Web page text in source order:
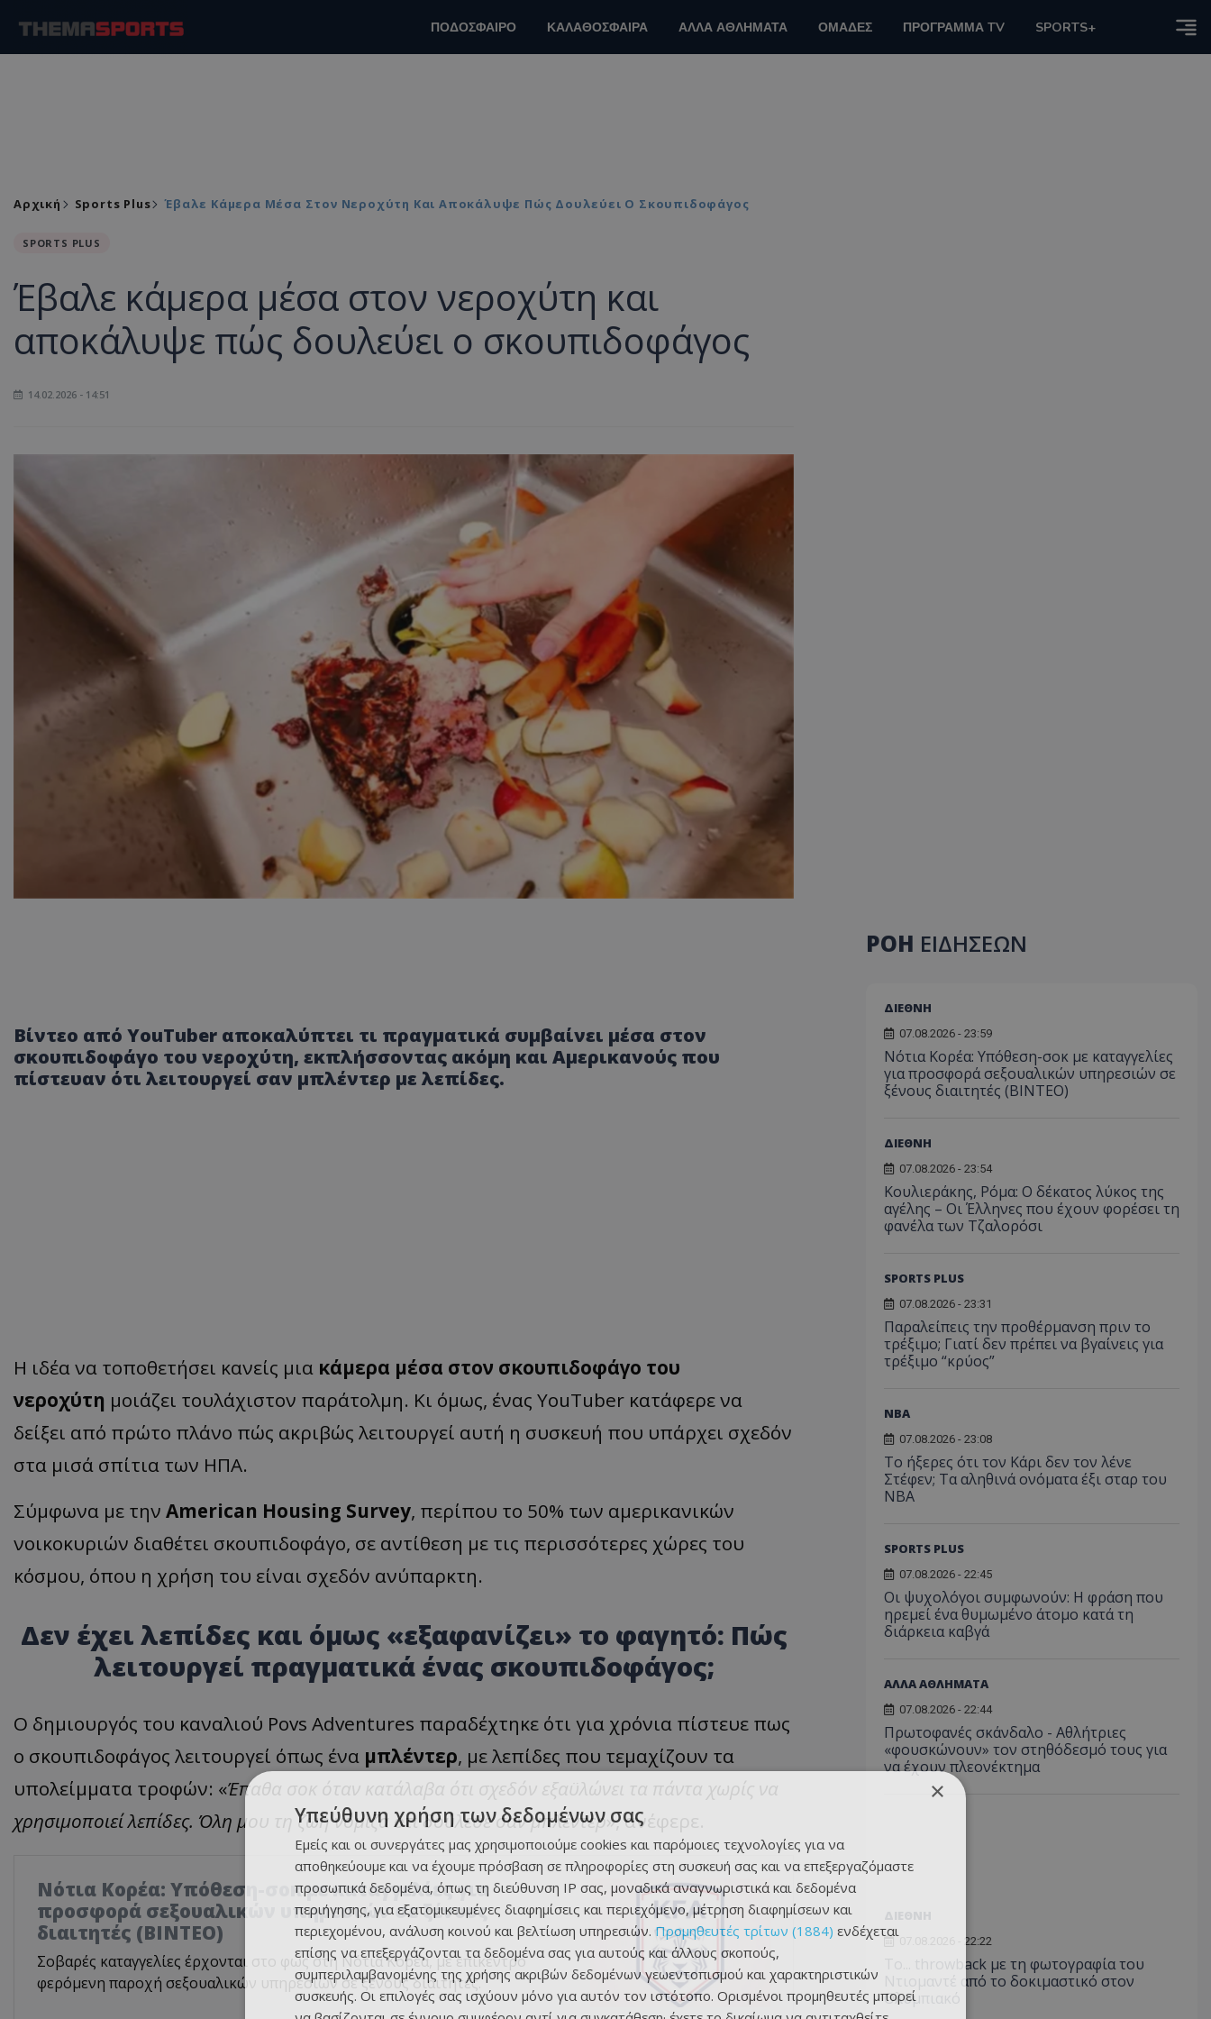
ΠΟΔΟΣΦΑΙΡΟ ΚΑΛΑΘΟΣΦΑΙΡΑ ΑΛΛΑ ΑΘΛΗΜΑΤΑ ΟΜΑΔΕΣ ΠΡΟΓΡΑΜΜΑ TV SPORTS+
Αρχική Sports Plus Έβαλε Κάμερα Μέσα Στον Νεροχύτη Και Αποκάλυψε Πώς Δουλεύει Ο Σκουπιδοφάγος
SPORTS PLUS
Έβαλε κάμερα μέσα στον νεροχύτη και
αποκάλυψε πώς δουλεύει ο σκουπιδοφάγος
14.02.2026 - 14:51
Βίντεο από YouTuber αποκαλύπτει τι πραγματικά συμβαίνει μέσα στον
σκουπιδοφάγο του νεροχύτη, εκπλήσσοντας ακόμη και Αμερικανούς που
πίστευαν ότι λειτουργεί σαν μπλέντερ με λεπίδες.
Η ιδέα να τοποθετήσει κανείς μια κάμερα μέσα στον σκουπιδοφάγο του
νεροχύτη μοιάζει τουλάχιστον παράτολμη. Κι όμως, ένας YouTuber κατάφερε να
δείξει από πρώτο πλάνο πώς ακριβώς λειτουργεί αυτή η συσκευή που υπάρχει σχεδόν
στα μισά σπίτια των ΗΠΑ.
Σύμφωνα με την American Housing Survey, περίπου το 50% των αμερικανικών
νοικοκυριών διαθέτει σκουπιδοφάγο, σε αντίθεση με τις περισσότερες χώρες του
κόσμου, όπου η χρήση του είναι σχεδόν ανύπαρκτη.
Δεν έχει λεπίδες και όμως «εξαφανίζει» το φαγητό: Πώς
λειτουργεί πραγματικά ένας σκουπιδοφάγος;
Ο δημιουργός του καναλιού Povs Adventures παραδέχτηκε ότι για χρόνια πίστευε πως
ο σκουπιδοφάγος λειτουργεί όπως ένα μπλέντερ, με λεπίδες που τεμαχίζουν τα
υπολείμματα τροφών: «Έπαθα σοκ όταν κατάλαβα ότι σχεδόν εξαϋλώνει τα πάντα χωρίς να
χρησιμοποιεί λεπίδες. Όλη μου τη ζωή νόμιζα ότι δούλευε σαν μπλέντερ», ανέφερε.
Νότια Κορέα: Υπόθεση-σοκ με καταγγελίες για
προσφορά σεξουαλικών υπηρεσιών σε ξένους
διαιτητές (BINTEO)
Σοβαρές καταγγελίες έρχονται στο φως στη Νότια Κορέα, με επίκεντρο
φερόμενη παροχή σεξουαλικών υπηρεσιών σε ξένους διαιτητές.
ΡΟΗ ΕΙΔΗΣΕΩΝ
ΔΙΕΘΝΗ
07.08.2026 - 23:59
Νότια Κορέα: Υπόθεση-σοκ με καταγγελίες
για προσφορά σεξουαλικών υπηρεσιών σε
ξένους διαιτητές (BINTEO)
ΔΙΕΘΝΗ
07.08.2026 - 23:54
Κουλιεράκης, Ρόμα: Ο δέκατος λύκος της
αγέλης – Οι Έλληνες που έχουν φορέσει τη
φανέλα των Τζαλορόσι
SPORTS PLUS
07.08.2026 - 23:31
Παραλείπεις την προθέρμανση πριν το
τρέξιμο; Γιατί δεν πρέπει να βγαίνεις για
τρέξιμο “κρύος”
NBA
07.08.2026 - 23:08
Το ήξερες ότι τον Κάρι δεν τον λένε
Στέφεν; Τα αληθινά ονόματα έξι σταρ του
NBA
SPORTS PLUS
07.08.2026 - 22:45
Οι ψυχολόγοι συμφωνούν: Η φράση που
ηρεμεί ένα θυμωμένο άτομο κατά τη
διάρκεια καβγά
ΑΛΛΑ ΑΘΛΗΜΑΤΑ
07.08.2026 - 22:44
Πρωτοφανές σκάνδαλο - Aθλήτριες
«φουσκώνουν» τον στηθόδεσμό τους για
να έχουν πλεονέκτημα
07.08.2026 - 22:22
Το... throwback με τη φωτογραφία του
Ντιομαντέ από το δοκιμαστικό στον
Ολυμπιακό
×
Υπεύθυνη χρήση των δεδομένων σας
Εμείς και οι συνεργάτες μας χρησιμοποιούμε cookies και παρόμοιες τεχνολογίες για να
αποθηκεύουμε και να έχουμε πρόσβαση σε πληροφορίες στη συσκευή σας και να επεξεργαζόμαστε
προσωπικά δεδομένα, όπως τη διεύθυνση IP σας, μοναδικά αναγνωριστικά και δεδομένα
περιήγησης, για εξατομικευμένες διαφημίσεις και περιεχόμενο, μέτρηση διαφημίσεων και
περιεχομένου, ανάλυση κοινού και βελτίωση υπηρεσιών. Προμηθευτές τρίτων (1884) ενδέχεται
επίσης να επεξεργάζονται τα δεδομένα σας για αυτούς και άλλους σκοπούς,
συμπεριλαμβανομένης της χρήσης ακριβών δεδομένων γεωεντοπισμού και χαρακτηριστικών
συσκευής. Οι επιλογές σας ισχύουν μόνο για αυτόν τον ιστότοπο. Ορισμένοι προμηθευτές μπορεί